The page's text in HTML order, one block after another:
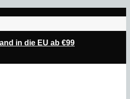
in die EU ab €99